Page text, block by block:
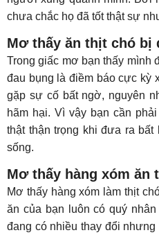
chưa chắc họ đã tốt thật sự
Mơ thấy ăn thịt chó bị
Trong giấc mơ bạn thấy mình
đau bụng là điềm báo cực kỳ
gặp sự cố bất ngờ, nguyên
hãm hại. Vì vậy bạn cần
thật thận trọng khi đưa ra bất
sống.
Mơ thấy hàng xóm ăn
Mơ thấy hàng xóm làm thịt
ăn của bạn luôn có quý
đang có nhiều thay đổi